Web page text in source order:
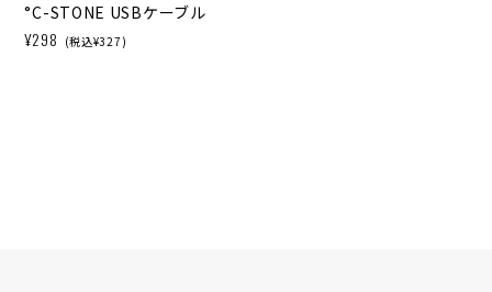
°C-STONE USBケーブル
¥298 (税込¥327)